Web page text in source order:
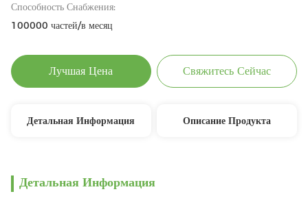
Способность Снабжения:
100000 частей/в месяц
Лучшая Цена Свяжитесь Сейчас
Детальная Информация Описание Продукта
Детальная Информация